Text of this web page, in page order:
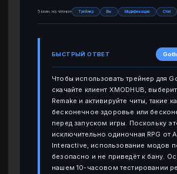
5 мин. на чтение Трейнер Вы Модификация Стоп
БЫСТРЫЙ ОТВЕТ
Чтобы использовать трейнер для
скачайте клиент XMODHUB,
Remake и активируйте читы, такие
бесконечное здоровье или
перед запуском игры. Поскольку
исключительно одиночная RPG от
Interactive, использование модов
безопасно и не приведёт к бану.
нашем 10-часовом тестировании